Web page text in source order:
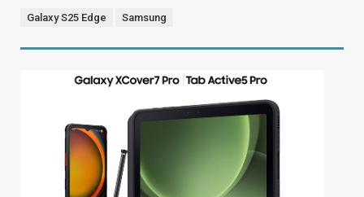
Galaxy S25 Edge Samsung